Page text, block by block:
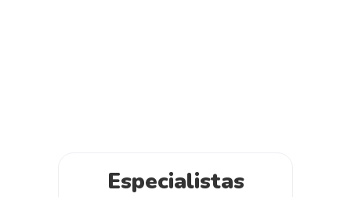
Especialistas